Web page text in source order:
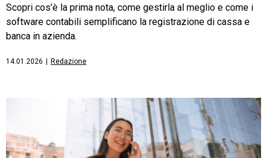
Scopri cos’è la prima nota, come gestirla al meglio e come i
software contabili semplificano la registrazione di cassa e
banca in azienda.
14.01.2026 Redazione